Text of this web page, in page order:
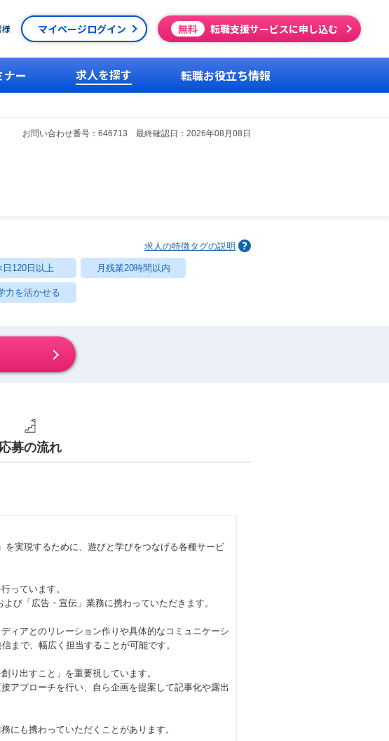
マイページログイン 無料 転職支援サービスに申し込む
ー 求人を探す 転職お役立ち情報
お問い合わせ番号：646713 最終確認日：2026年08月08日
求人の特徴タグの説明
日120日以上 月残業20時間以内
力を活かせる
応募の流れ
実現するために、遊びと学びをつなげる各種サービ
っています。
び「広告・宣伝」業務に携わっていただきます。
ィアとのリレーション作りや具体的なコミュニケーシ
まで、幅広く担当することが可能です。
り出すこと」を重要視しています。
アプローチを行い、自ら企画を提案して記事化や露出
にも携わっていただくことがあります。